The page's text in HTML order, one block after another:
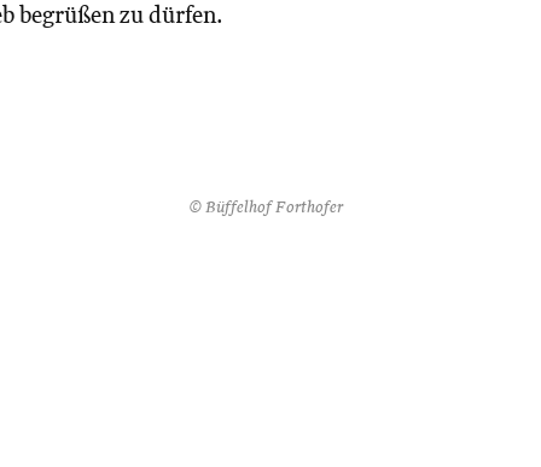
begrüßen zu dürfen.
© Büffelhof Forthofer